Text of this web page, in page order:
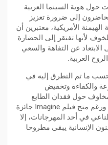
حول هوية السينما العربية
إلى ضرورة تعزيز
الهيمنة الأمريكية، معتبرين أن
لأنها تفتقر إلى الحضارة
الابتعاد عن التفاهة والسعي
العربية.
ما تم التطرق إليه في
والكفاءة وتخفيض
حول فقدان الطابع
الإنساني والإبداعي للعمل الفني. ورغم منح فيلم Imagine جائزة
في أحد المهرجانات، إلا
الإنسانية يبقى مطروحا